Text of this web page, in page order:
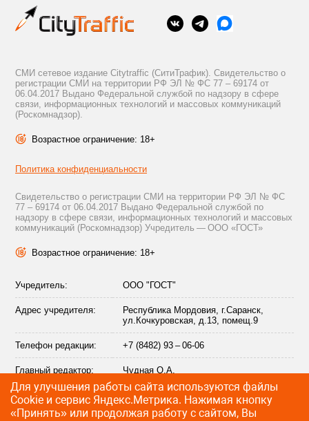
СМИ сетевое издание Citytraffic (СитиТрафик). Свидетельство о
регистрации СМИ на территории РФ ЭЛ № ФС 77 – 69174 от
06.04.2017 Выдано Федеральной службой по надзору в сфере
связи, информационных технологий и массовых коммуникаций
(Роскомнадзор).
Возрастное ограничение: 18+
Политика конфиденциальности
Свидетельство о регистрации СМИ на территории РФ ЭЛ № ФС
77 – 69174 от 06.04.2017 Выдано Федеральной службой по
надзору в сфере связи, информационных технологий и массовых
коммуникаций (Роскомнадзор) Учредитель — ООО «ГОСТ»
Возрастное ограничение: 18+
Учредитель: ООО "ГОСТ"
Адрес учредителя:
Республика Мордовия, г.Саранск,
ул.Кочкуровская, д.13, помещ.9
Телефон редакции: +7 (8482) 93 – 06-06
Главный редактор: Чудная О.А.
Адрес электронной
почты редакции:
info@citytraffic.ru
Для улучшения работы сайта используются файлы
Сookie и сервис Яндекс.Метрика. Нажимая кнопку
«Принять» или продолжая работу с сайтом, Вы